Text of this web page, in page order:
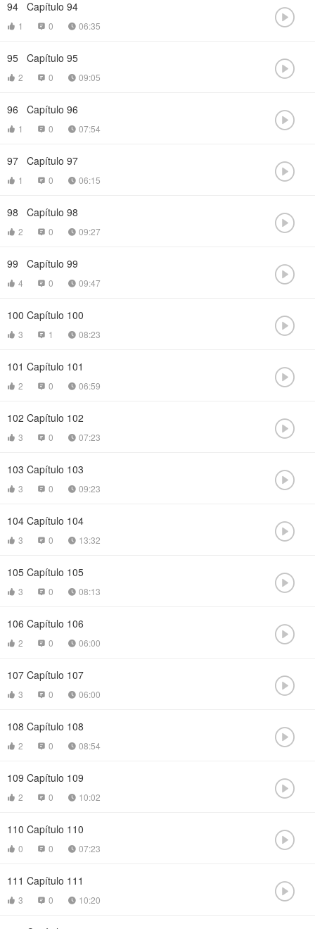
94 Capítulo 94
 1  0  06:35 
95 Capítulo 95
 2  0  09:05 
96 Capítulo 96
 1  0  07:54 
97 Capítulo 97
 1  0  06:15 
98 Capítulo 98
 2  0  09:27 
99 Capítulo 99
 4  0  09:47 
100 Capítulo 100
 3  1  08:23 
101 Capítulo 101
 2  0  06:59 
102 Capítulo 102
 3  0  07:23 
103 Capítulo 103
 3  0  09:23 
104 Capítulo 104
 3  0  13:32 
105 Capítulo 105
 3  0  08:13 
106 Capítulo 106
 2  0  06:00 
107 Capítulo 107
 3  0  06:00 
108 Capítulo 108
 2  0  08:54 
109 Capítulo 109
 2  0  10:02 
110 Capítulo 110
 0  0  07:23 
111 Capítulo 111
 3  0  10:20 